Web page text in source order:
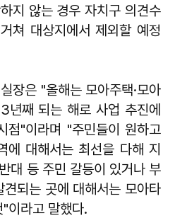
지 않는 경우 자치구 의견수
쳐 대상지에서 제외할 예정
장은 "올해는 모아주택·모아
년째 되는 해로 사업 추진에
점"이라며 "주민들이 원하고
에 대해서는 최선을 다해 지
대 등 주민 갈등이 있거나 부
되는 곳에 대해서는 모아타
이라고 말했다.